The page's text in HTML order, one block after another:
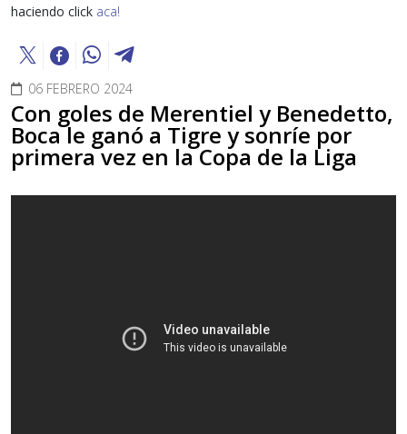
haciendo click aca!
06 FEBRERO 2024
Con goles de Merentiel y Benedetto,
Boca le ganó a Tigre y sonríe por
primera vez en la Copa de la Liga